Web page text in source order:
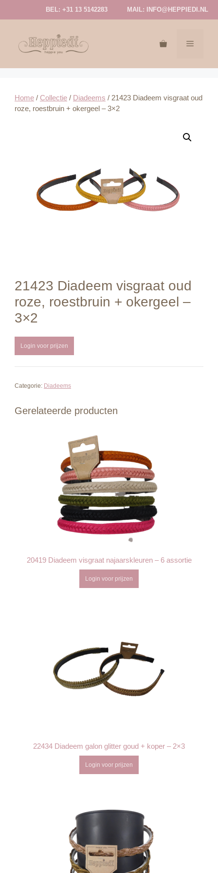
BEL: +31 13 5142283 MAIL: INFO@HEPPIEDI.NL
MENU
Home / Collectie / Diadeems / 21423 Diadeem visgraat oud
roze, roestbruin + okergeel – 3×2
21423 Diadeem visgraat oud
roze, roestbruin + okergeel –
3×2
Login voor prijzen
Categorie: Diadeems
Gerelateerde producten
20419 Diadeem visgraat najaarskleuren – 6 assortie
Login voor prijzen
22434 Diadeem galon glitter goud + koper – 2×3
Login voor prijzen